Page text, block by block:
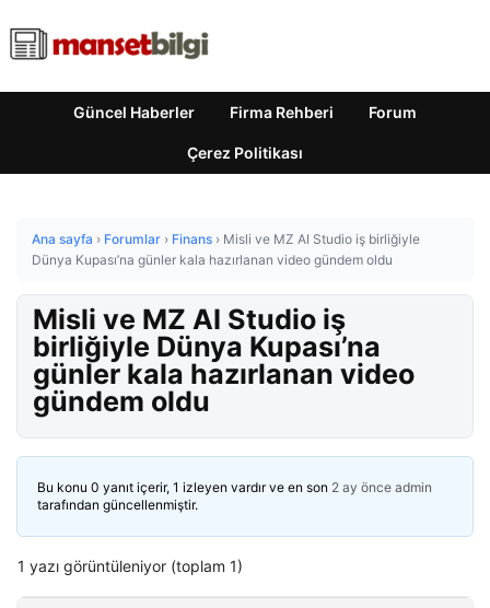
Güncel Haberler Firma Rehberi Forum
Çerez Politikası
Ana sayfa › Forumlar › Finans › Misli ve MZ AI Studio iş birliğiyle
Dünya Kupası’na günler kala hazırlanan video gündem oldu
Misli ve MZ AI Studio iş
birliğiyle Dünya Kupası’na
günler kala hazırlanan video
gündem oldu
Bu konu 0 yanıt içerir, 1 izleyen vardır ve en son 2 ay önce admin
tarafından güncellenmiştir.
1 yazı görüntüleniyor (toplam 1)